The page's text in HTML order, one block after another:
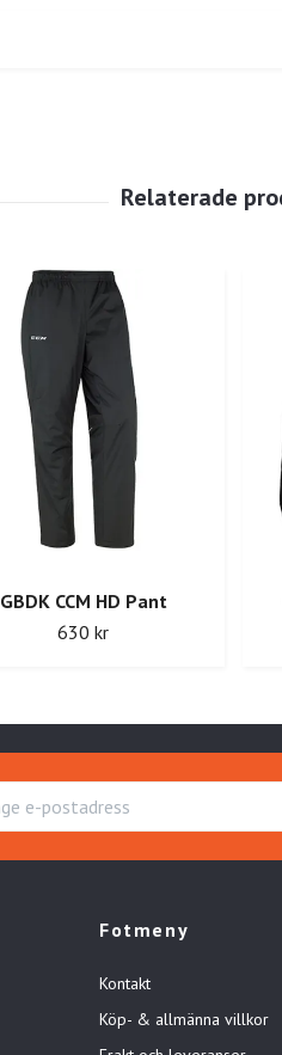
GBDK CCM HD Pant
630 kr
Fotmeny
Kontakt
Köp- & allmänna villkor